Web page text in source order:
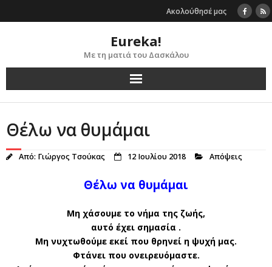
to
Ακολούθησέ μας
Eureka!
Με τη ματιά του Δασκάλου
Θέλω να θυμάμαι
Από: Γιώργος Τσούκας 12 Ιουλίου 2018 Απόψεις
Θέλω να θυμάμαι
Μη χάσουμε το νήμα της ζωής,
αυτό έχει σημασία .
Μη νυχτωθούμε εκεί που θρηνεί η ψυχή μας.
Φτάνει που ονειρευόμαστε.